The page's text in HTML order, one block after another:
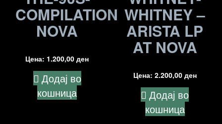
COMPILATION
NOVA
Цена: 1.200,00ден
Додај во
кошница
WHITNEY –
ARISTA LP
AT NOVA
Цена: 2.200,00 ден
Додај во
кошница